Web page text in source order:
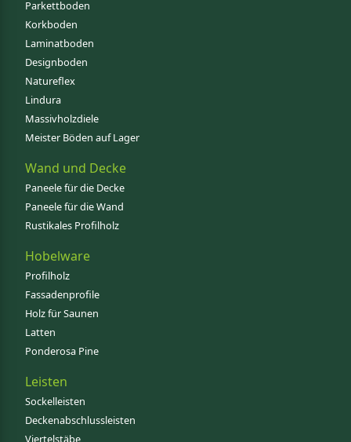
Parkettboden
Korkboden
Laminatboden
Designboden
Natureflex
Lindura
Massivholzdiele
Meister Böden auf Lager
Wand und Decke
Paneele für die Decke
Paneele für die Wand
Rustikales Profilholz
Hobelware
Profilholz
Fassadenprofile
Holz für Saunen
Latten
Ponderosa Pine
Leisten
Sockelleisten
Deckenabschlussleisten
Viertelstäbe